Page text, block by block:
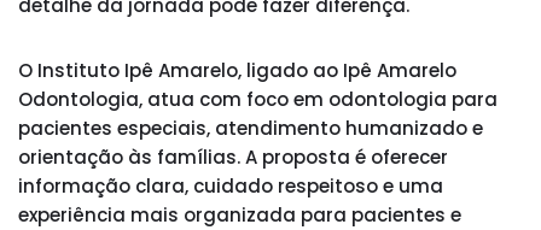
detalhe da jornada pode fazer diferença.
O Instituto Ipê Amarelo, ligado ao Ipê Amarelo
Odontologia, atua com foco em odontologia para
pacientes especiais, atendimento humanizado e
orientação às famílias. A proposta é oferecer
informação clara, cuidado respeitoso e uma
experiência mais organizada para pacientes e